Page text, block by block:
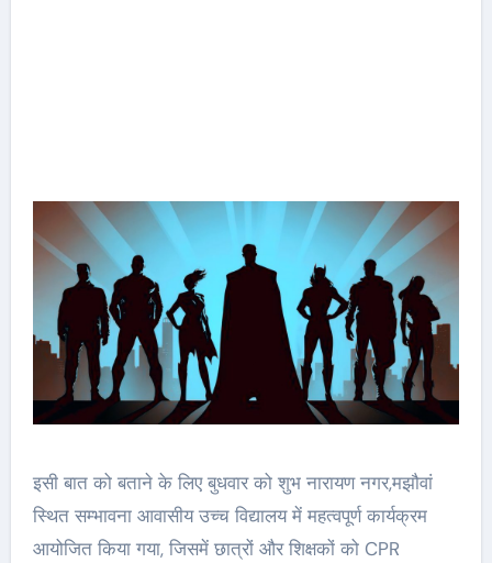
इसी बात को बताने के लिए बुधवार को शुभ नारायण नगर,मझौवां
स्थित सम्भावना आवासीय उच्च विद्यालय में महत्वपूर्ण कार्यक्रम
आयोजित किया गया, जिसमें छात्रों और शिक्षकों को CPR